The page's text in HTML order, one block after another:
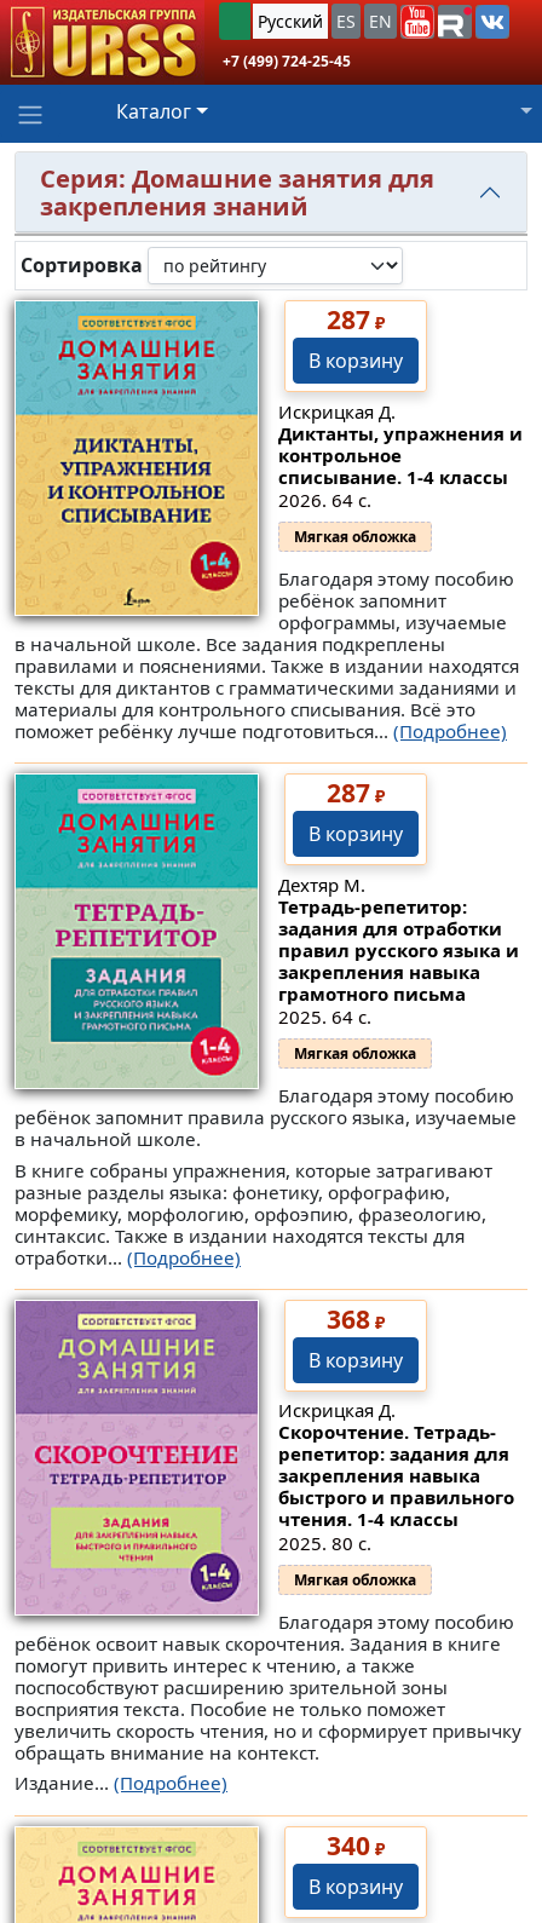
Русский ES EN
+7 (499) 724-25-45
Каталог
Серия: Домашние занятия для
закрепления знаний
Сортировка
287₽
В корзину
Искрицкая Д.
Диктанты, упражнения и
контрольное
списывание. 1-4 классы
2026. 64 с.
Мягкая обложка
Благодаря этому пособию
ребёнок запомнит
орфограммы, изучаемые
в начальной школе. Все задания подкреплены
правилами и пояснениями. Также в издании находятся
тексты для диктантов с грамматическими заданиями и
материалы для контрольного списывания. Всё это
поможет ребёнку лучше подготовиться... (Подробнее)
287 ₽
В корзину
Дехтяр М.
Тетрадь-репетитор:
задания для отработки
правил русского языка и
закрепления навыка
грамотного письма
2025. 64 с.
Мягкая обложка
Благодаря этому пособию
ребёнок запомнит правила русского языка, изучаемые
в начальной школе.
В книге собраны упражнения, которые затрагивают
разные разделы языка: фонетику, орфографию,
морфемику, морфологию, орфоэпию, фразеологию,
синтаксис. Также в издании находятся тексты для
отработки... (Подробнее)
368₽
В корзину
Искрицкая Д.
Скорочтение. Тетрадь-
репетитор: задания для
закрепления навыка
быстрого и правильного
чтения. 1-4 классы
2025. 80 с.
Мягкая обложка
Благодаря этому пособию
ребёнок освоит навык скорочтения. Задания в книге
помогут привить интерес к чтению, а также
поспособствуют расширению зрительной зоны
восприятия текста. Пособие не только поможет
увеличить скорость чтения, но и сформирует привычку
обращать внимание на контекст.
Издание... (Подробнее)
340₽
В корзину